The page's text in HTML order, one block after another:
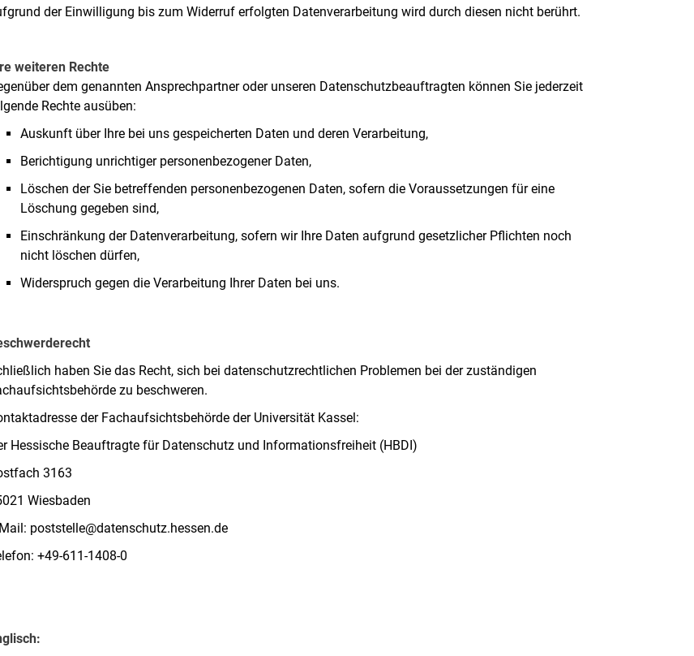
der Einwilligung bis zum Widerruf erfolgten Datenverarbeitung wird durch diesen nicht berührt.
weiteren Rechte
dem genannten Ansprechpartner oder unseren Datenschutzbeauftragten können Sie jederzeit
Rechte ausüben:
Auskunft über Ihre bei uns gespeicherten Daten und deren Verarbeitung,
Berichtigung unrichtiger personenbezogener Daten,
Löschen der Sie betreffenden personenbezogenen Daten, sofern die Voraussetzungen für eine
Löschung gegeben sind,
Einschränkung der Datenverarbeitung, sofern wir Ihre Daten aufgrund gesetzlicher Pflichten noch
nicht löschen dürfen,
Widerspruch gegen die Verarbeitung Ihrer Daten bei uns.
haben Sie das Recht, sich bei datenschutzrechtlichen Problemen bei der zuständigen
zu beschweren.
der Fachaufsichtsbehörde der Universität Kassel:
Hessische Beauftragte für Datenschutz und Informationsfreiheit (HBDI)
3163
Wiesbaden
poststelle@datenschutz.hessen.de
+49-611-1408-0